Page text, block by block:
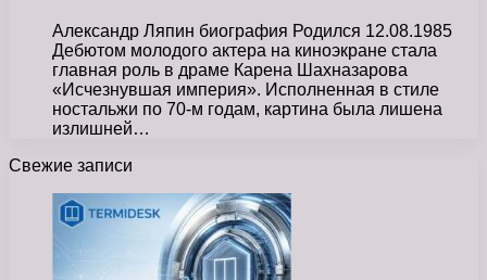
Александр Ляпин биография Родился 12.08.1985
Дебютом молодого актера на киноэкране стала
главная роль в драме Карена Шахназарова
«Исчезнувшая империя». Исполненная в стиле
ностальжи по 70-м годам, картина была лишена
излишней…
Свежие записи